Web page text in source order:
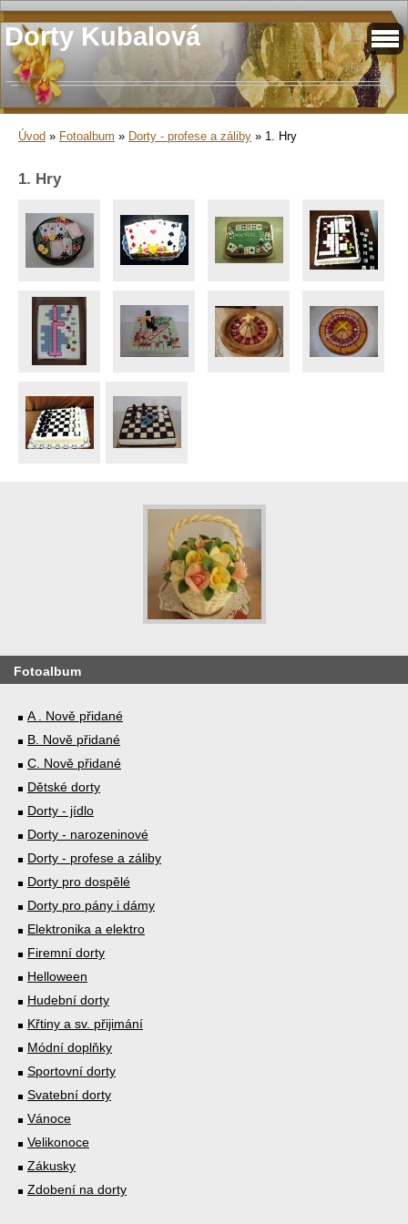
Dorty Kubalová
Úvod » Fotoalbum » Dorty - profese a záliby » 1. Hry
1. Hry
Fotoalbum
A . Nově přidané
B. Nově přidané
C. Nově přidané
Dětské dorty
Dorty - jídlo
Dorty - narozeninové
Dorty - profese a záliby
Dorty pro dospělé
Dorty pro pány i dámy
Elektronika a elektro
Firemní dorty
Helloween
Hudební dorty
Křtiny a sv. přijimání
Módní doplňky
Sportovní dorty
Svatební dorty
Vánoce
Velikonoce
Zákusky
Zdobení na dorty